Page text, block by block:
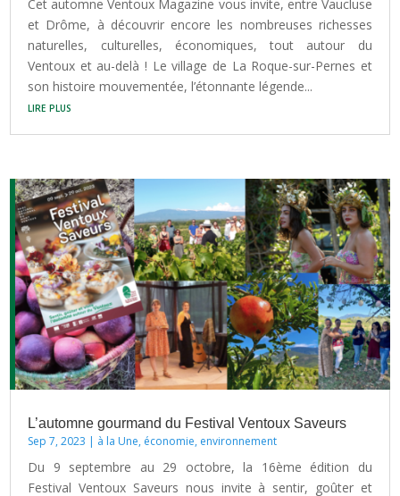
Cet automne Ventoux Magazine vous invite, entre Vaucluse
et Drôme, à découvrir encore les nombreuses richesses
naturelles, culturelles, économiques, tout autour du
Ventoux et au-delà ! Le village de La Roque-sur-Pernes et
son histoire mouvementée, l’étonnante légende...
lire plus
L’automne gourmand du Festival Ventoux Saveurs
Sep 7, 2023 | à la Une, économie, environnement
Du 9 septembre au 29 octobre, la 16ème édition du
Festival Ventoux Saveurs nous invite à sentir, goûter et